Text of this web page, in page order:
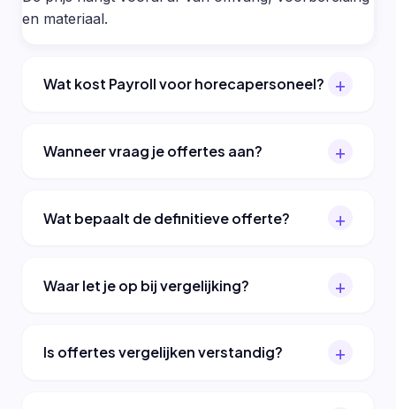
en materiaal.
Wat kost Payroll voor horecapersoneel?
Wanneer vraag je offertes aan?
Wat bepaalt de definitieve offerte?
Waar let je op bij vergelijking?
Is offertes vergelijken verstandig?